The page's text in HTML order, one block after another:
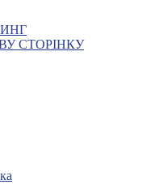
СТОРІНКУ